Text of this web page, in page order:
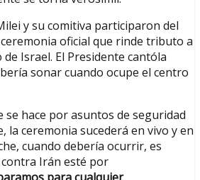
y su comitiva participaron del
oficial que rinde tributo a
de Israel. El Presidente cantóla
sonar cuando ocupe el centro
se hace por asuntos de seguridad
la ceremonia sucederá en vivo y en
cuando debería ocurrir, es
Irán esté por